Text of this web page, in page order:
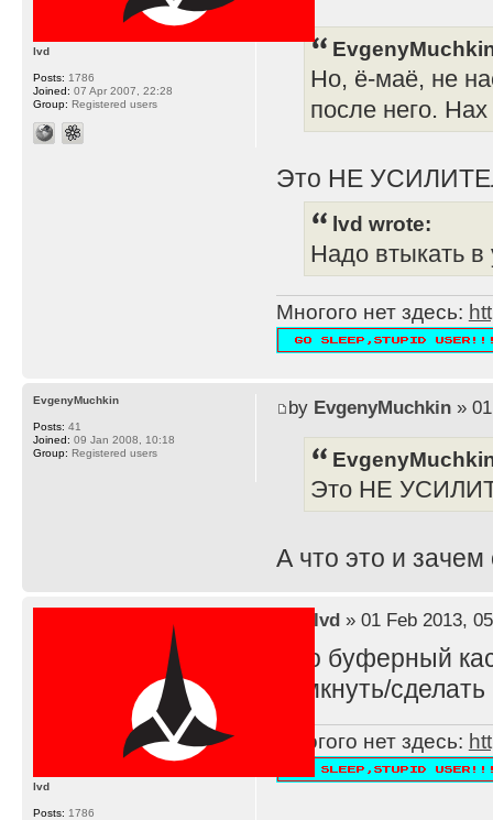
Но, ё-маё, не
после него.
Это НЕ
lvd wrote:
Надо втыкать в
Многого нет здесь:
lvd
Posts: 1786
Joined: 07 Apr 2007, 22:28
Group: Registered users
by EvgenyMuchkin» 01
Это НЕ
А что это и
EvgenyMuchkin
Posts: 41
Joined: 09 Jan 2008, 10:18
Group: Registered users
lvd» 01 Feb 2013,
Это буферный
замкнуть/
Многого нет здесь:
lvd
Posts: 1786